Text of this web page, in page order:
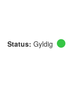
Status: Gyldig